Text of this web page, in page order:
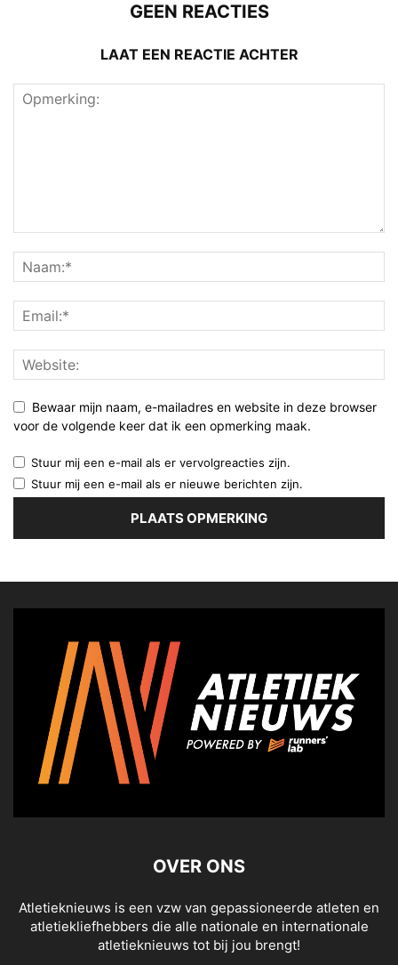
GEEN REACTIES
LAAT EEN REACTIE ACHTER
Bewaar mijn naam, e-mailadres en website in deze browser
voor de volgende keer dat ik een opmerking maak.
Stuur mij een e-mail als er vervolgreacties zijn.
Stuur mij een e-mail als er nieuwe berichten zijn.
OVER ONS
Atletieknieuws is een vzw van gepassioneerde atleten en
atletiekliefhebbers die alle nationale en internationale
atletieknieuws tot bij jou brengt!